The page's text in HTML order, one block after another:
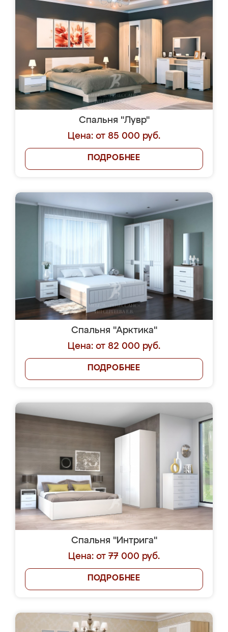
Спальня "Лувр"
Цена: от 85 000 руб.
ПОДРОБНЕЕ
Спальня "Арктика"
Цена: от 82 000 руб.
ПОДРОБНЕЕ
Спальня "Интрига"
Цена: от 77 000 руб.
ПОДРОБНЕЕ